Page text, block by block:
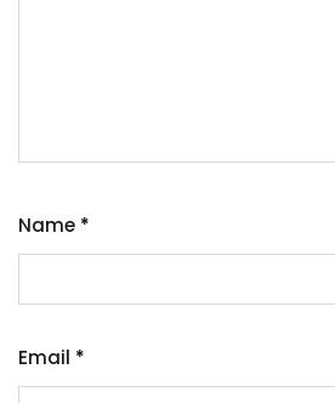
Name *
Email *